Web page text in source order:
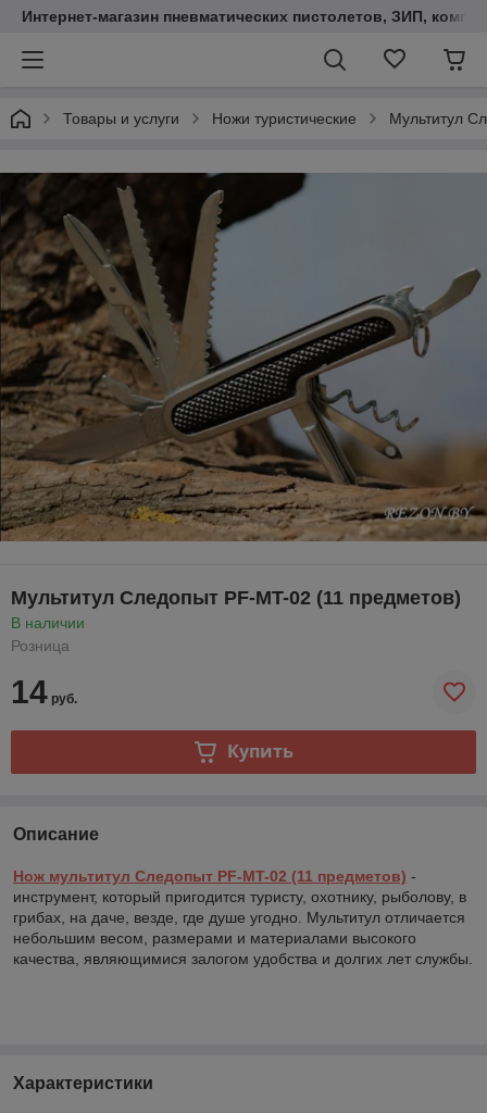
Интернет-магазин пневматических пистолетов, ЗИП,
Товары и услуги Ножи туристические Мультитул
Мультитул Следопыт PF-MT-02 (11 предметов)
В наличии
Розница
14 руб.
Купить
Описание
Нож мультитул Следопыт PF-MT-02 (11 предметов) -
инструмент, который пригодится туристу, охотнику, рыболову, в
грибах, на даче, везде, где душе угодно. Мультитул отличается
небольшим весом, размерами и материалами высокого
качества, являющимися залогом удобства и долгих лет службы.
Характеристики